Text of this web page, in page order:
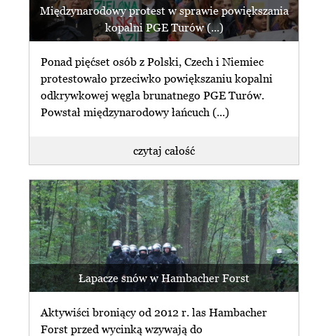
Międzynarodowy protest w sprawie powiększania
kopalni PGE Turów (...)
Ponad pięćset osób z Polski, Czech i Niemiec
protestowało przeciwko powiększaniu kopalni
odkrywkowej węgla brunatnego PGE Turów.
Powstał międzynarodowy łańcuch (...)
czytaj całość
Łapacze snów w Hambacher Forst
Aktywiści broniący od 2012 r. las Hambacher
Forst przed wycinką wzywają do